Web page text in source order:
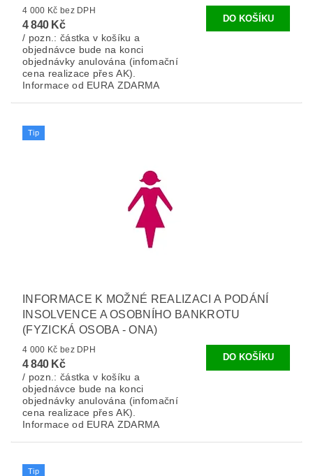
4 000 Kč bez DPH
4 840 Kč
/ pozn.: částka v košíku a
objednávce bude na konci
objednávky anulována (infomační
cena realizace přes AK).
Informace od EURA ZDARMA
Tip
INFORMACE K MOŽNÉ REALIZACI A PODÁNÍ
INSOLVENCE A OSOBNÍHO BANKROTU
(FYZICKÁ OSOBA - ONA)
4 000 Kč bez DPH
4 840 Kč
/ pozn.: částka v košíku a
objednávce bude na konci
objednávky anulována (infomační
cena realizace přes AK).
Informace od EURA ZDARMA
Tip